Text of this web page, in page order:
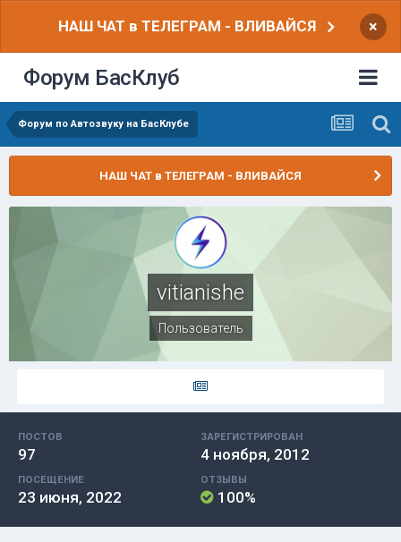
НАШ ЧАТ в ТЕЛЕГРАМ - ВЛИВАЙСЯ ×
Форум БасКлуб
Форум по Автозвуку на БасКлубе
НАШ ЧАТ в ТЕЛЕГРАМ - ВЛИВАЙСЯ
vitianishe
Пользователь
ПОСТОВ
97
ЗАРЕГИСТРИРОВАН
4 ноября, 2012
ПОСЕЩЕНИЕ
23 июня, 2022
ОТЗЫВЫ
100%